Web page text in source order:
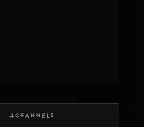
CHANNELS